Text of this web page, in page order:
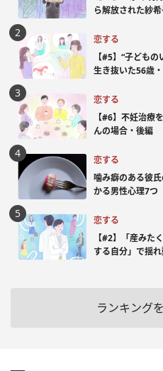
ら解放された紗
恋する
【#5】“子ども
生き抜いた56歳
恋する
【#6】不妊治療
んの場合・後編
恋する
噛み癖のある彼
かる男性心理7つ
恋する
【#2】「産みた
する自分」で揺
ランキング